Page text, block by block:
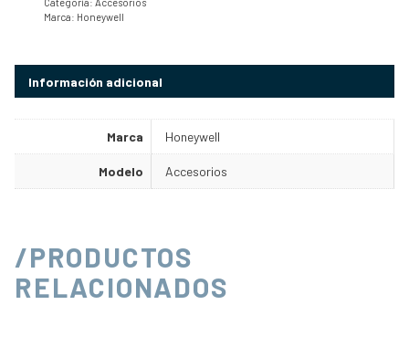
Marca: Honeywell
Información adicional
Marca Honeywell
Modelo Accesorios
/PRODUCTOS
RELACIONADOS